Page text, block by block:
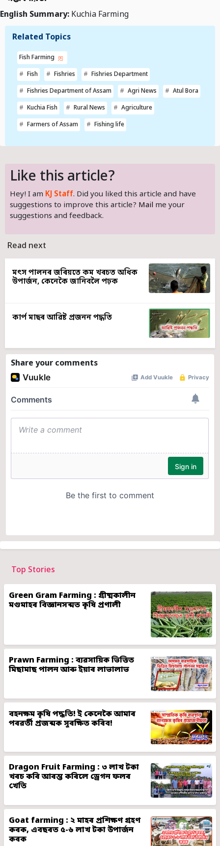
English Summary: Kuchia Farming
Related Topics
Fish Farming
Fish Fishries Fishries Department
Fishries Department of Assam Agri News Atul Bora
Kuchia Fish Rural News Agriculture
Farmers of Assam Fishing life
Like this article?
Hey! I am KJ Staff. Did you liked this article and have
suggestions to improve this article? Mail me your
suggestions and feedback.
Read next
মৎস পালনৰ জৰিয়তে কম খৰচত অধিক
উপাৰ্জন, কেনেকৈ জানিবলৈ পঢ়ক
কাৰ্প মাছৰ আৱিষ্ট প্ৰজনন পদ্ধতি
Share your comments
Top Stories
Green Gram Farming : গ্ৰীষ্মকালীন
মগুমাহৰ বিজ্ঞানসন্মত কৃষি প্ৰণালী
Prawn Farming : ব্যৱসায়িক ভিত্তিত
মিছামাছ পালন আৰু ইয়াৰ লাভালাভ
বহনক্ষম কৃষি পদ্ধতি! ই কেনেকৈ আমাৰ
পৰৱৰ্তী প্ৰজন্মক সুৰক্ষিত কৰিব!
Dragon Fruit Farming : ৩ লাখ টকা
খৰচ কৰি আৰম্ভ কৰিলে ড্ৰেগন ফলৰ
খেতি
Goat farming : ২ মাহৰ প্ৰশিক্ষণ গ্ৰহণ
কৰক, এবছৰত ৫-৬ লাখ টকা উপাৰ্জন
কৰক